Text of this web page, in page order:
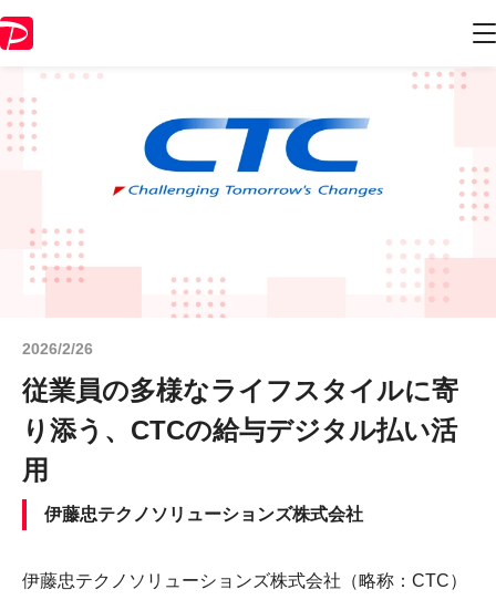
2026/2/26
従業員の多様なライフスタイルに寄
り添う、CTCの給与デジタル払い活
用
伊藤忠テクノソリューションズ株式会社
伊藤忠テクノソリューションズ株式会社（略称：CTC）